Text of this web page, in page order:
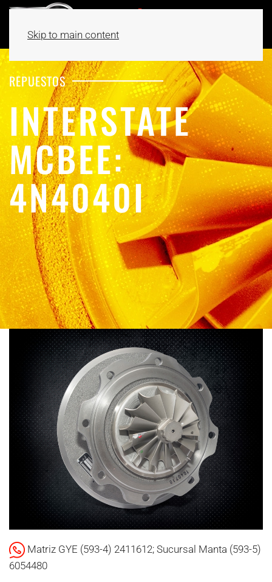
Skip to main content
REPUESTOS
INTERSTATE
MCBEE:
4N4040I
Matriz GYE (593-4) 2411612; Sucursal Manta (593-5)
6054480